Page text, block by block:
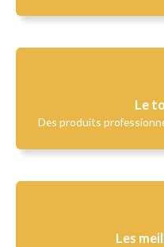
Le
Des produits
Les